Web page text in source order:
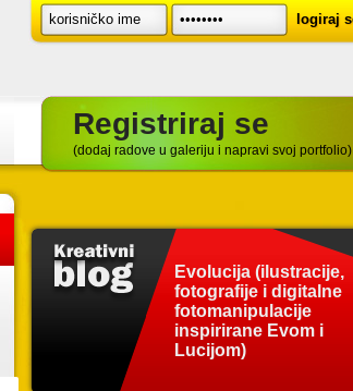
Registriraj se
(dodaj radove u galeriju i napravi svoj portfolio)
Evolucija (ilustracije,
fotografije i digitalne
fotomanipulacije
inspirirane Evom i
Lucijom)